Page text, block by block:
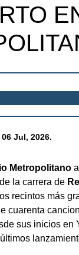
06 Jul, 2026.
Metropolitano
la carrera de
recintos más
cuarenta
sus inicios en